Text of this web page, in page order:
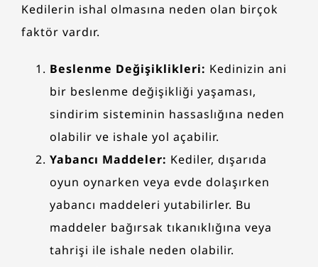
Kedilerin ishal olmasına neden olan birçok
faktör vardır.
Beslenme Değişiklikleri: Kedinizin ani
bir beslenme değişikliği yaşaması,
sindirim sisteminin hassaslığına neden
olabilir ve ishale yol açabilir.
Yabancı Maddeler: Kediler, dışarıda
oyun oynarken veya evde dolaşırken
yabancı maddeleri yutabilirler. Bu
maddeler bağırsak tıkanıklığına veya
tahrişi ile ishale neden olabilir.